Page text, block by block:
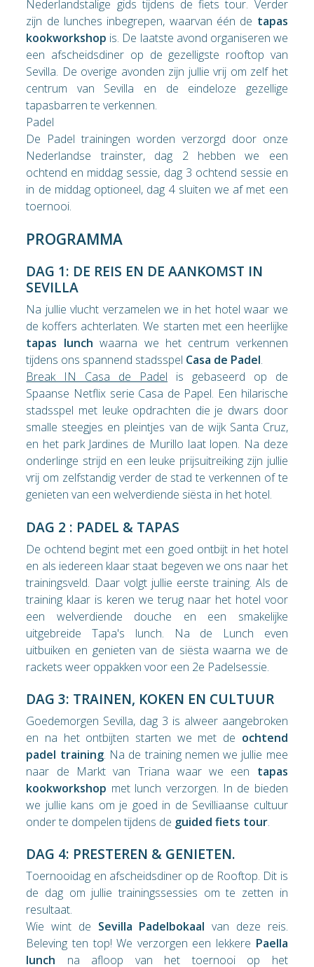
Nederlandstalige gids tijdens de fiets tour. Verder
zijn de lunches inbegrepen, waarvan één de tapas
kookworkshop is. De laatste avond organiseren we
een afscheidsdiner op de gezelligste rooftop van
Sevilla. De overige avonden zijn jullie vrij om zelf het
centrum van Sevilla en de eindeloze gezellige
tapasbarren te verkennen.
Padel
De Padel trainingen worden verzorgd door onze
Nederlandse trainster, dag 2 hebben we een
ochtend en middag sessie, dag 3 ochtend sessie en
in de middag optioneel, dag 4 sluiten we af met een
toernooi.
PROGRAMMA
DAG 1: DE REIS EN DE AANKOMST IN
SEVILLA
Na jullie vlucht verzamelen we in het hotel waar we
de koffers achterlaten. We starten met een heerlijke
tapas lunch waarna we het centrum verkennen
tijdens ons spannend stadsspel Casa de Padel.
Break IN Casa de Padel is gebaseerd op de
Spaanse Netflix serie Casa de Papel. Een hilarische
stadsspel met leuke opdrachten die je dwars door
smalle steegjes en pleintjes van de wijk Santa Cruz,
en het park Jardines de Murillo laat lopen. Na deze
onderlinge strijd en een leuke prijsuitreiking zijn jullie
vrij om zelfstandig verder de stad te verkennen of te
genieten van een welverdiende siësta in het hotel.
DAG 2 : PADEL & TAPAS
De ochtend begint met een goed ontbijt in het hotel
en als iedereen klaar staat begeven we ons naar het
trainingsveld. Daar volgt jullie eerste training. Als de
training klaar is keren we terug naar het hotel voor
een welverdiende douche en een smakelijke
uitgebreide Tapa's lunch. Na de Lunch even
uitbuiken en genieten van de siësta waarna we de
rackets weer oppakken voor een 2e Padelsessie.
DAG 3: TRAINEN, KOKEN EN CULTUUR
Goedemorgen Sevilla, dag 3 is alweer aangebroken
en na het ontbijten starten we met de ochtend
padel training. Na de training nemen we jullie mee
naar de Markt van Triana waar we een tapas
kookworkshop met lunch verzorgen. In de bieden
we jullie kans om je goed in de Sevilliaanse cultuur
onder te dompelen tijdens de guided fiets tour.
DAG 4: PRESTEREN & GENIETEN.
Toernooidag en afscheidsdiner op de Rooftop. Dit is
de dag om jullie trainingssessies om te zetten in
resultaat.
Wie wint de Sevilla Padelbokaal van deze reis.
Beleving ten top! We verzorgen een lekkere Paella
lunch na afloop van het toernooi op het